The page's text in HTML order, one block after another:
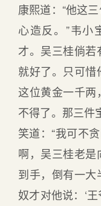
康熙道：“他这
心造反。”韦小
才。吴三桂倘
就好了。只可惜
这位黄金一千
不得了。那三件
笑道：“我可不
啊，吴三桂老
到手，倒有一大
奴才对他说：‘